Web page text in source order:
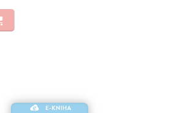
E-KNIHA